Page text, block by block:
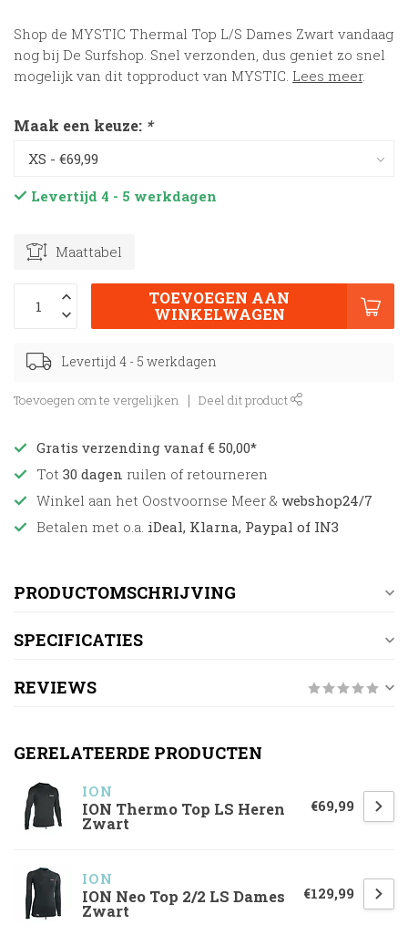
Shop de MYSTIC Thermal Top L/S Dames Zwart vandaag
nog bij De Surfshop. Snel verzonden, dus geniet zo snel
mogelijk van dit topproduct van MYSTIC. Lees meer.
Maak een keuze: *
Levertijd 4 - 5 werkdagen
Maattabel
TOEVOEGEN AAN
WINKELWAGEN
Levertijd 4 - 5 werkdagen
Toevoegen om te vergelijken Deel dit product
Gratis verzending vanaf € 50,00*
Tot 30 dagen ruilen of retourneren
Winkel aan het Oostvoornse Meer & webshop24/7
Betalen met o.a. iDeal, Klarna, Paypal of IN3
PRODUCTOMSCHRIJVING
SPECIFICATIES
REVIEWS
GERELATEERDE PRODUCTEN
ION
ION Thermo Top LS Heren
Zwart
€69,99
ION
ION Neo Top 2/2 LS Dames
Zwart
€129,99